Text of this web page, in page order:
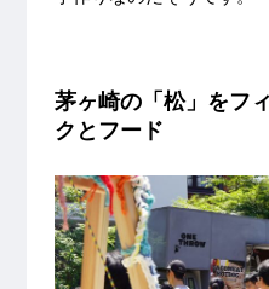
茅ヶ崎の「松」をフ
クとフード